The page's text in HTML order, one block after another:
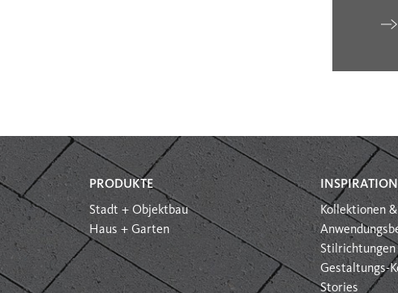
PRODUKTE
Stadt + Objektbau
Haus + Garten
INSPIRATION
Kollektionen
Stilrichtungen
Gestaltungs-
Stories